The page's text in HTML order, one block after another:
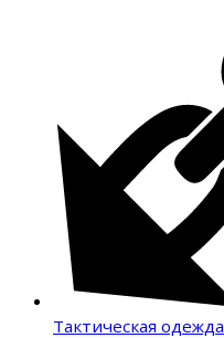
Тактическая одежда